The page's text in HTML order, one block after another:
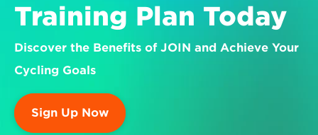
Training Plan Today
Discover the Benefits of JOIN and Achieve Your
Cycling Goals
Sign Up Now